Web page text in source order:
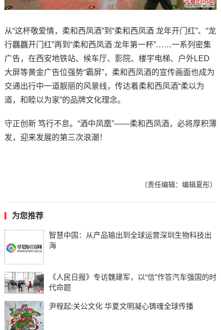
从“这杯敬爱情，柔和西凤酒”到“柔和西凤酒 龙年开门红”、“龙
行龘龘开门红”再到“柔和西凤酒 龙年第一杯”……一系列密集
广告，在西安地铁站、候车厅、影院、楼宇电梯、户外LED
大屏等黄金广告位强势“霸屏”，柔和西凤酒的宣传画面也成为
交通出行中一道靓丽的风景线，传达着柔和西凤酒“柔以为
道，和睦以为家”的品牌文化理念。
守正创新 笃行不怠。“酒中凤凰”——柔和西凤酒，必将厚积薄
发，迎来发展的第三次浪潮！
（责任编辑：编辑夏彤）
为您推荐
智慧中国：从产品输出到全球运营深圳生物科技出
海
《人民日报》专访魏建军，以“信”作答汽车强国的时
代命题
尹程起:关公文化 华夏文明凝心铸魂全球传播